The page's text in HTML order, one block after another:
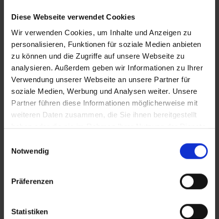
Diese Webseite verwendet Cookies
Wir verwenden Cookies, um Inhalte und Anzeigen zu
personalisieren, Funktionen für soziale Medien anbieten
zu können und die Zugriffe auf unsere Webseite zu
analysieren. Außerdem geben wir Informationen zu Ihrer
Verwendung unserer Webseite an unsere Partner für
soziale Medien, Werbung und Analysen weiter. Unsere
Partner führen diese Informationen möglicherweise mit
weiteren Daten zusammen, die Sie ihnen bereitgestellt
haben oder die sie im Rahmen Ihrer Nutzung der Dienste
Notwendig
Präferenzen
Statistiken
We trust you!
Unsere Unternehmenskultur beruht auf gegenseitigem
Vertrauen: Wir vertrauen in die Fähigkeiten und Fertigkeiten
unserer Mitarbeiter:innen. Im Gegenzug vertrauen sie darauf,
dass unsere Unternehmensführung die richtigen
Entscheidungen trifft.
Wir vertrauen in unsere Mitarbeiter:innen!